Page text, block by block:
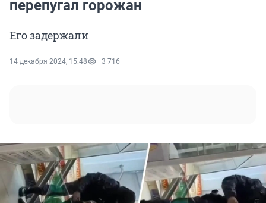
перепугал горожан
Его задержали
14 декабря 2024, 15:48 3 716